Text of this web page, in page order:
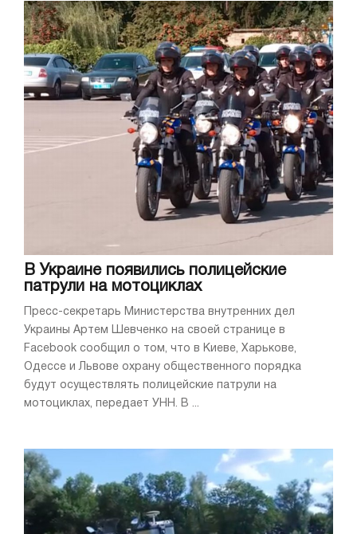
В Украине появились полицейские
патрули на мотоциклах
Пресс-секретарь Министерства внутренних дел
Украины Артем Шевченко на своей странице в
Facebook сообщил о том, что в Киеве, Харькове,
Одессе и Львове охрану общественного порядка
будут осуществлять полицейские патрули на
мотоциклах, передает УНН. В ...